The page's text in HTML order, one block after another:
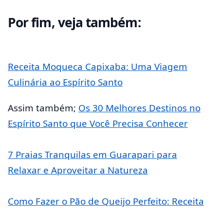
Por fim, veja também:
Receita Moqueca Capixaba: Uma Viagem
Culinária ao Espírito Santo
Assim também; Os 30 Melhores Destinos no
Espírito Santo que Você Precisa Conhecer
7 Praias Tranquilas em Guarapari para
Relaxar e Aproveitar a Natureza
Como Fazer o Pão de Queijo Perfeito: Receita